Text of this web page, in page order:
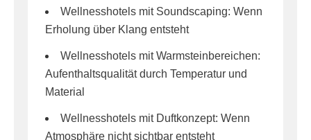
Wellnesshotels mit Soundscaping: Wenn
Erholung über Klang entsteht
Wellnesshotels mit Warmsteinbereichen:
Aufenthaltsqualität durch Temperatur und
Material
Wellnesshotels mit Duftkonzept: Wenn
Atmosphäre nicht sichtbar entsteht